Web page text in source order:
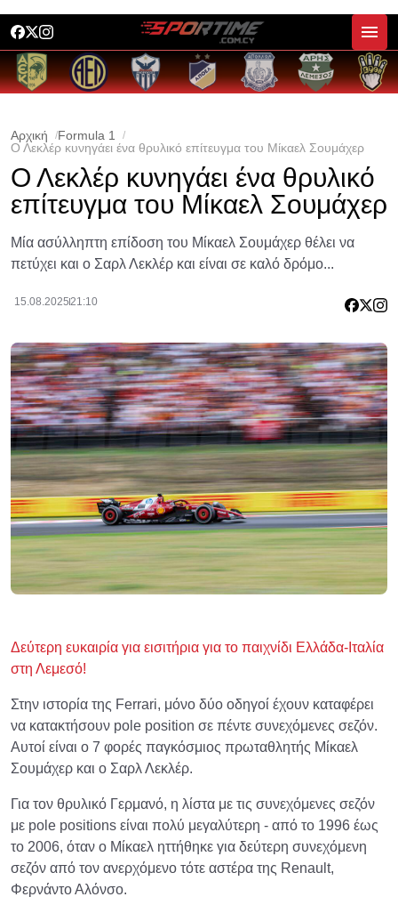
Αρχική
Formula 1
Ο Λεκλέρ κυνηγάει ένα θρυλικό επίτευγμα του Μίκαελ Σουμάχερ
Ο Λεκλέρ κυνηγάει ένα θρυλικό
επίτευγμα του Μίκαελ Σουμάχερ
Μία ασύλληπτη επίδοση του Μίκαελ Σουμάχερ θέλει να
πετύχει και ο Σαρλ Λεκλέρ και είναι σε καλό δρόμο...
15.08.202521:10
Δεύτερη ευκαιρία για εισιτήρια για το παιχνίδι Ελλάδα-Ιταλία
στη Λεμεσό!
Στην ιστορία της Ferrari, μόνο δύο οδηγοί έχουν καταφέρει
να κατακτήσουν pole position σε πέντε συνεχόμενες σεζόν.
Αυτοί είναι ο 7 φορές παγκόσμιος πρωταθλητής Μίκαελ
Σουμάχερ και ο Σαρλ Λεκλέρ.
Για τον θρυλικό Γερμανό, η λίστα με τις συνεχόμενες σεζόν
με pole positions είναι πολύ μεγαλύτερη - από το 1996 έως
το 2006, όταν ο Μίκαελ ηττήθηκε για δεύτερη συνεχόμενη
σεζόν από τον ανερχόμενο τότε αστέρα της Renault,
Φερνάντο Αλόνσο.